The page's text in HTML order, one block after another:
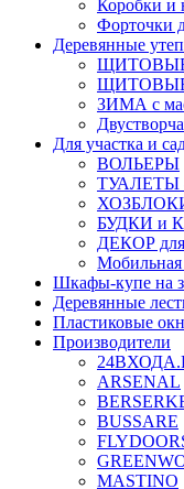
Коробки и
Форточки
Деревянные
ЩИТОВЫЕ
ЩИТОВЫЕ
ЗИМА с
Для участка и
ВОЛЬЕРЫ
ТУАЛЕТЫ -
БУДКИ и
ДЕКОР для
Шкафы-купе на
Деревянные
Пластиковые
Производители
ARSENAL
BUSSARE
MASTINO